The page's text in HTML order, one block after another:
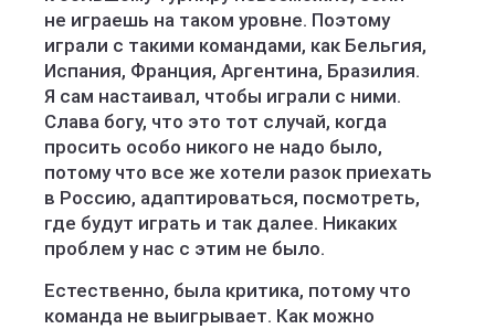
не играешь на таком уровне. Поэтому
играли с такими командами, как Бельгия,
Испания, Франция, Аргентина, Бразилия.
Я сам настаивал, чтобы играли с ними.
Слава богу, что это тот случай, когда
просить особо никого не надо было,
потому что все же хотели разок приехать
в Россию, адаптироваться, посмотреть,
где будут играть и так далее. Никаких
проблем у нас с этим не было.
Естественно, была критика, потому что
команда не выигрывает. Как можно